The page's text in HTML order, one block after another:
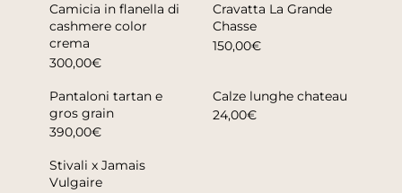
Camicia in flanella di
cashmere color
crema
300,00€
Cravatta La Grande
Chasse
150,00€
Pantaloni tartan e
gros grain
390,00€
Calze lunghe chateau
24,00€
Stivali x Jamais
Vulgaire